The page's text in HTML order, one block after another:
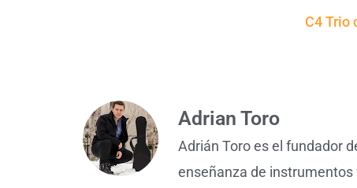
C4 Trio
Adrian Toro
Adrián Toro es el fundador
enseñanza de